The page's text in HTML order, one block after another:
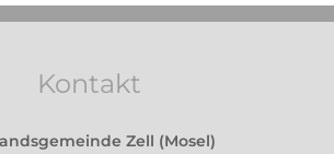
Kontakt
Zell (Mosel)